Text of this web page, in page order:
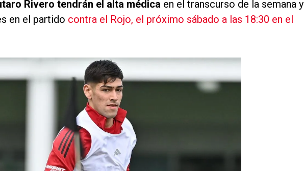
Rivero tendrán el alta médica en el transcurso de la semana y
en el partido contra el Rojo, el próximo sábado a las 18:30 en el